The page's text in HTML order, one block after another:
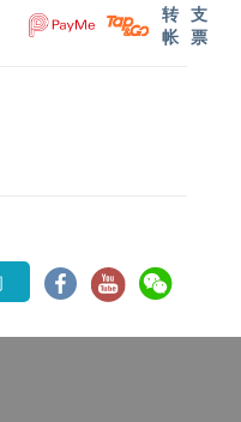
转
帐
支
票